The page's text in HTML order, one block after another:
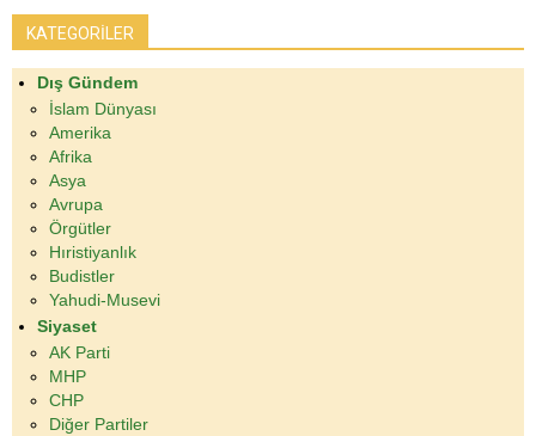
KATEGORİLER
Dış Gündem
İslam Dünyası
Amerika
Afrika
Asya
Avrupa
Örgütler
Hıristiyanlık
Budistler
Yahudi-Musevi
Siyaset
AK Parti
MHP
CHP
Diğer Partiler